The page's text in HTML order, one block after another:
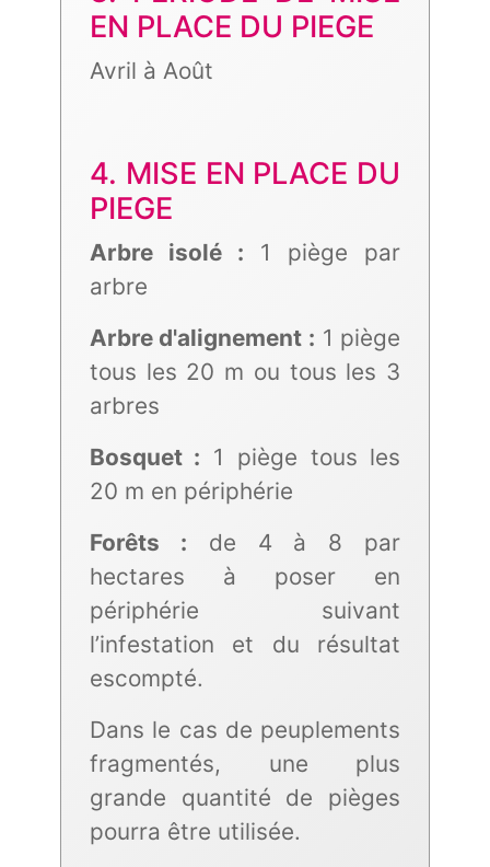
EN PLACE DU PIEGE
Avril à Août
4. MISE EN PLACE DU
PIEGE
Arbre isolé : 1 piège par
arbre
Arbre d'alignement : 1 piège
tous les 20 m ou tous les 3
arbres
Bosquet : 1 piège tous les
20 m en périphérie
Forêts : de 4 à 8 par
hectares à poser en
périphérie suivant
l’infestation et du résultat
escompté.
Dans le cas de peuplements
fragmentés, une plus
grande quantité de pièges
pourra être utilisée.